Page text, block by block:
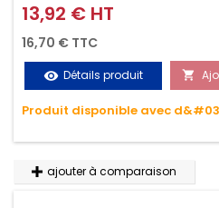
griffes (3M ou 5M / 350daN),
Permet d'arrimer et de sécuriser
le transport. Matière polyester
variations de températures,
Prix
13,92 € HT
16,70 € TTC
visibility Détails produit 
Produit disponible avec
ajouter à comparaison